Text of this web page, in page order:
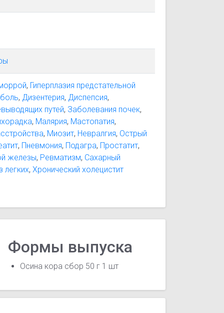
болях, невралгиях, сахарном
, Гиперплазия предстательной
, Дизентерия, Диспепсия,
путей, Заболевания почек,
, Малярия, Мастопатия,
, Миозит, Невралгия, Острый
, Пневмония, Подагра, Простатит,
железы, Ревматизм, Сахарный
легких,Хронический холецистит
Формы выпуска
Осина кора сбор 50 г 1 шт